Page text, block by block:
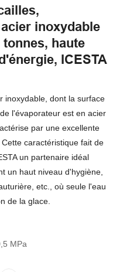
inoxydable
haute
ICESTA
inoxydable, dont la surface
l'évaporateur est en acier
par une excellente
caractéristique fait de
un partenaire idéal
un haut niveau d'hygiène,
etc., où seule l'eau
de la glace.
MPa